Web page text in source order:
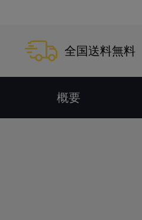
全国送料無料
概要